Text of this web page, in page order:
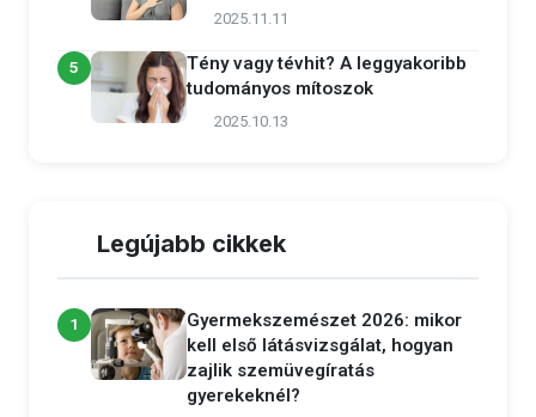
2025.11.11
5
Tény vagy tévhit? A leggyakoribb
tudományos mítoszok
2025.10.13
Legújabb cikkek
1
Gyermekszemészet 2026: mikor
kell első látásvizsgálat, hogyan
zajlik szemüvegíratás
gyerekeknél?